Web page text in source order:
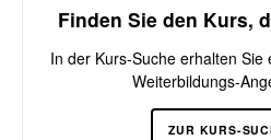
Finden Sie den Kurs,
In der Kurs-Suche erhalten
Weiterbildungs-
ZUR KURS-